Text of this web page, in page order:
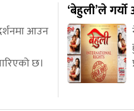
आउन
छ।
‘बेहुली’ले